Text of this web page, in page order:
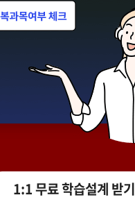
1:1 무료 학습설계 받기